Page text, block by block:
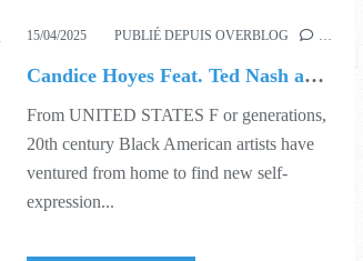
15/04/2025 PUBLIÉ DEPUIS OVERBLOG …
Candice Hoyes Feat. Ted Nash and Vincent Gardner ○ Far Away Star
From UNITED STATES F or generations,
20th century Black American artists have
ventured from home to find new self-
expression...